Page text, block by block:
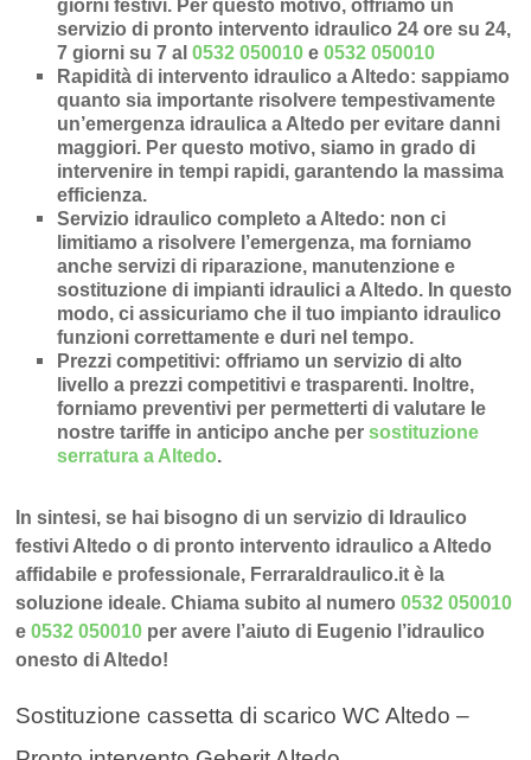
giorni festivi. Per questo motivo, offriamo un
servizio di pronto intervento idraulico 24 ore su 24,
7 giorni su 7 al0532 050010 e0532 050010
Rapidità di intervento idraulico a Altedo: sappiamo
quanto sia importante risolvere tempestivamente
un’emergenza idraulica a Altedo per evitare danni
maggiori. Per questo motivo, siamo in grado di
intervenire intempi rapidi, garantendo la massima
efficienza.
Servizio idraulico completo a Altedo: non ci
limitiamo a risolvere l’emergenza, ma forniamo
ancheservizi di riparazione, manutenzione e
sostituzione di impianti idraulici a Altedo. In questo
modo, ci assicuriamo che il tuo impianto idraulico
funzioni correttamente e duri nel tempo.
Prezzi competitivi: offriamo unservizio di alto
livello a prezzi competitivi e trasparenti. Inoltre,
forniamo preventivi per permetterti di valutare le
nostre tariffe in anticipo anche persostituzione
serratura a Altedo.
In sintesi, se hai bisogno di un servizio di Idraulico
festivi Altedo o di pronto intervento idraulico a Altedo
affidabile e professionale, FerraraIdraulico.it è la
soluzione ideale. Chiama subito al numero0532 050010
e0532 050010 per avere l’aiuto di Eugenio l’idraulico
onesto di Altedo!
Sostituzione cassetta di scarico WC Altedo –